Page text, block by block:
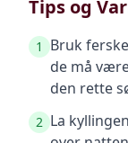
Tips og
1
Bruk
de må
den rette
2 La